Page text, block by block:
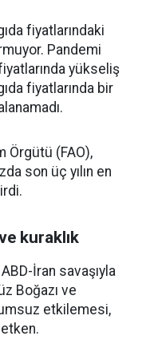
fiyatlarındaki
Pandemi
yükseliş
fiyatlarında bir
Örgütü (FAO),
son üç yılın en
kuraklık
ABD-İran savaşıyla
Boğazı ve
etkilemesi,